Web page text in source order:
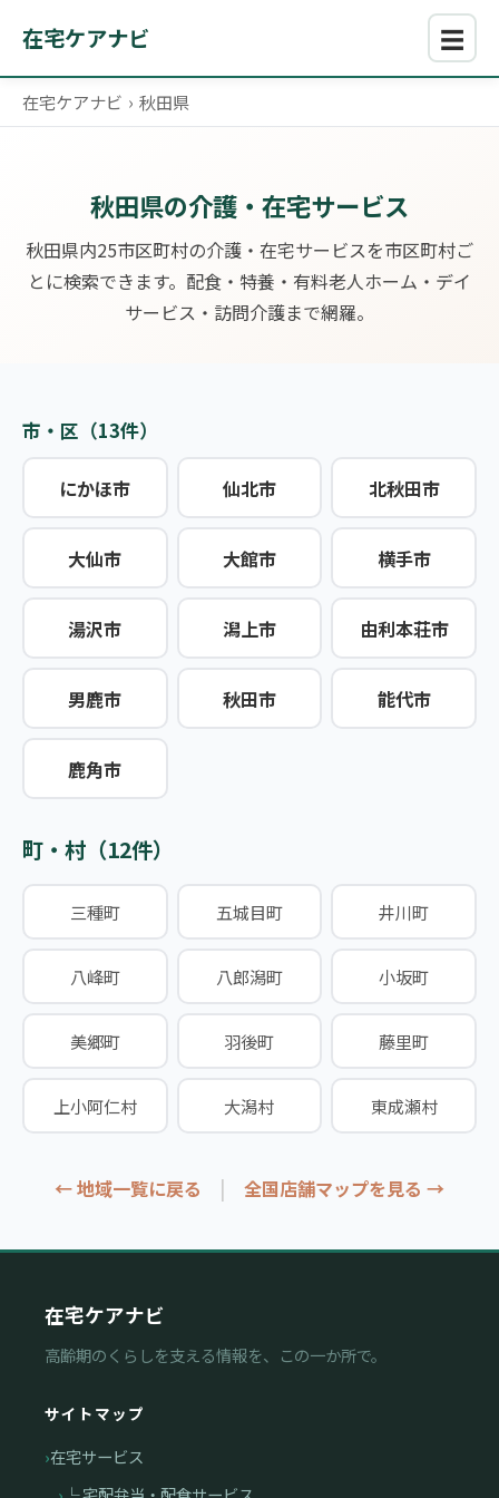
在宅ケアナビ ☰
在宅ケアナビ › 秋田県
秋田県の介護・在宅サービス
秋田県内25市区町村の介護・在宅サービスを市区町村ご
とに検索できます。配食・特養・有料老人ホーム・デイ
サービス・訪問介護まで網羅。
市・区（13件）
にかほ市 仙北市 北秋田市
大仙市 大館市 横手市
湯沢市 潟上市 由利本荘市
男鹿市 秋田市 能代市
鹿角市
町・村（12件）
三種町 五城目町 井川町
八峰町 八郎潟町 小坂町
美郷町 羽後町 藤里町
上小阿仁村 大潟村 東成瀬村
← 地域一覧に戻る | 全国店舗マップを見る →
在宅ケアナビ
高齢期のくらしを支える情報を、この一か所で。
サイトマップ
在宅サービス